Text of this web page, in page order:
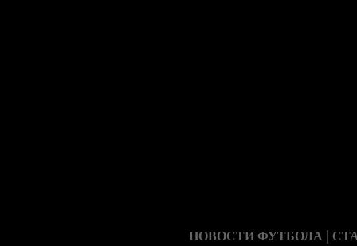
НОВОСТИ ФУТБОЛА |